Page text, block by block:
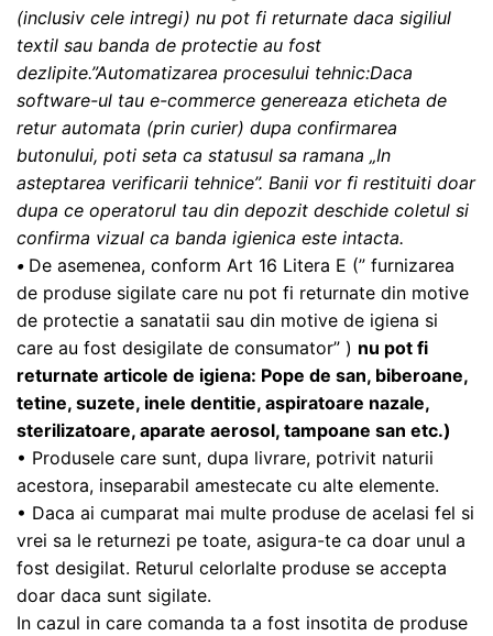
(inclusiv cele intregi) nu pot fi returnate daca sigiliul
textil sau banda de protectie au fost
dezlipite.”Automatizarea procesului tehnic:Daca
software-ul tau e-commerce genereaza eticheta de
retur automata (prin curier) dupa confirmarea
butonului, poti seta ca statusul sa ramana „In
asteptarea verificarii tehnice”. Banii vor fi restituiti doar
dupa ce operatorul tau din depozit deschide coletul si
confirma vizual ca banda igienica este intacta.
• De asemenea, conform Art 16 Litera E (” furnizarea
de produse sigilate care nu pot fi returnate din motive
de protectie a sanatatii sau din motive de igiena si
care au fost desigilate de consumator” ) nu pot fi
returnate articole de igiena: Pope de san, biberoane,
tetine, suzete, inele dentitie, aspiratoare nazale,
sterilizatoare, aparate aerosol, tampoane san etc.)
• Produsele care sunt, dupa livrare, potrivit naturii
acestora, inseparabil amestecate cu alte elemente.
• Daca ai cumparat mai multe produse de acelasi fel si
vrei sa le returnezi pe toate, asigura-te ca doar unul a
fost desigilat. Returul celorlalte produse se accepta
doar daca sunt sigilate.
In cazul in care comanda ta a fost insotita de produse